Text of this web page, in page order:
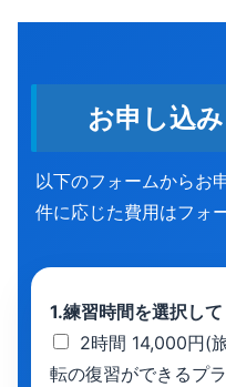
お申し込
以下のフォームからお
件に応じた費用はフォ
1.練習時間を選択し
2時間 14,000円(
転の復習ができるプ